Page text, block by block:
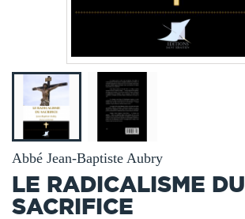
Abbé Jean-Baptiste Aubry
LE RADICALISME DU
SACRIFICE